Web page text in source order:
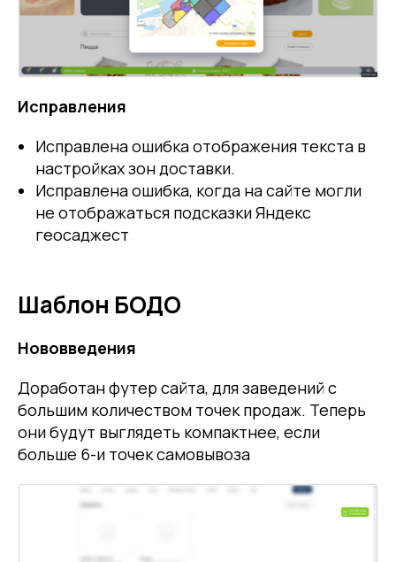
Исправления
Исправлена ошибка отображения текста в
настройках зон доставки.
Исправлена ошибка, когда на сайте могли
не отображаться подсказки Яндекс
геосаджест
Шаблон БОДО
Нововведения
Доработан футер сайта, для заведений с
большим количеством точек продаж. Теперь
они будут выглядеть компактнее, если
больше 6-и точек самовывоза